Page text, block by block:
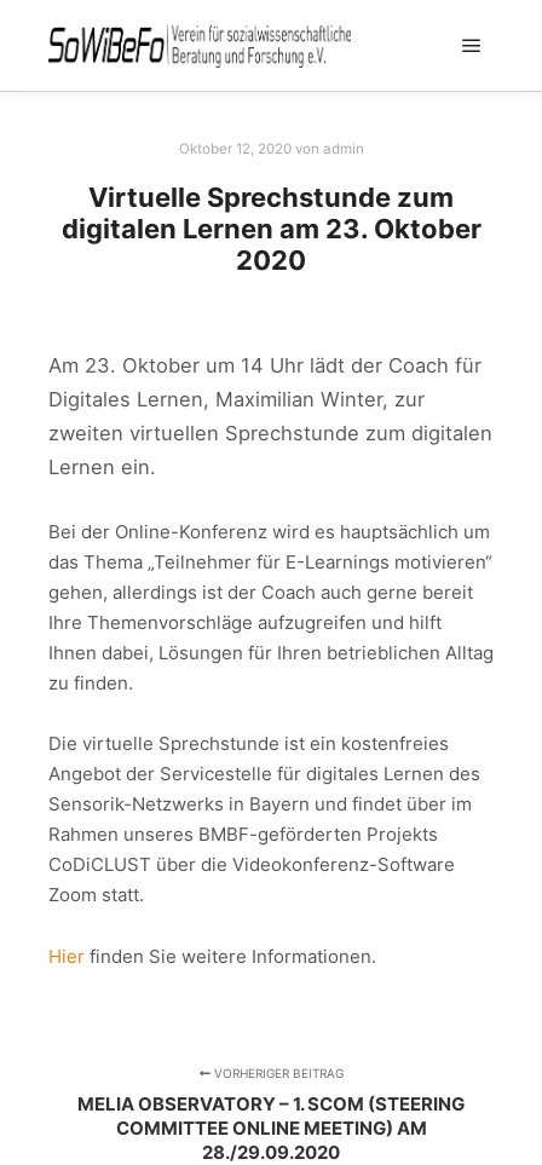
Oktober 12, 2020von admin
Virtuelle Sprechstunde zum
digitalen Lernen am 23. Oktober
2020
Am 23. Oktober um 14 Uhr lädt der Coach für
Digitales Lernen, Maximilian Winter, zur
zweiten virtuellen Sprechstunde zum digitalen
Lernen ein.
Bei der Online-Konferenz wird es hauptsächlich um
das Thema „Teilnehmer für E-Learnings motivieren“
gehen, allerdings ist der Coach auch gerne bereit
Ihre Themenvorschläge aufzugreifen und hilft
Ihnen dabei, Lösungen für Ihren betrieblichen Alltag
zu finden.
Die virtuelle Sprechstunde ist ein kostenfreies
Angebot der Servicestelle für digitales Lernen des
Sensorik-Netzwerks in Bayern und findet über im
Rahmen unseres BMBF-geförderten Projekts
CoDiCLUST über die Videokonferenz-Software
Zoom statt.
Hier finden Sie weitere Informationen.
VORHERIGER BEITRAG
MELIA OBSERVATORY – 1. SCOM (STEERING
COMMITTEE ONLINE MEETING) AM
28./29.09.2020